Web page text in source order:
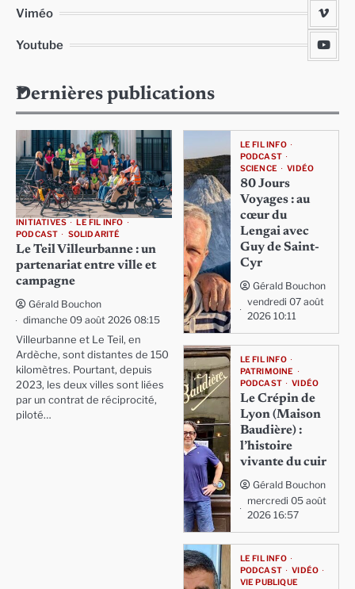
Viméo
Youtube
Dernières publications
INITIATIVES
LE FIL INFO
PODCAST
SOLIDARITÉ
Le Teil Villeurbanne : un
partenariat entre ville et
campagne
Gérald Bouchon
dimanche 09 août 2026 08:15
Villeurbanne et Le Teil, en
Ardèche, sont distantes de 150
kilomètres. Pourtant, depuis
2023, les deux villes sont liées
par un contrat de réciprocité,
piloté…
LE FIL INFO
PODCAST
SCIENCE
VIDÉO
80 Jours
Voyages : au
cœur du
Lengai avec
Guy de Saint-
Cyr
Gérald Bouchon
vendredi 07 août
2026 10:11
LE FIL INFO
PATRIMOINE
PODCAST
VIDÉO
Le Crépin de
Lyon (Maison
Baudière) :
l’histoire
vivante du cuir
Gérald Bouchon
mercredi 05 août
2026 16:57
LE FIL INFO
PODCAST
VIDÉO
VIE PUBLIQUE